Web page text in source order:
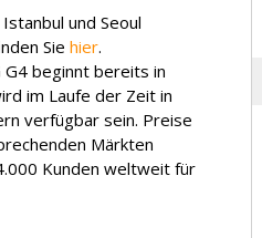
und Seoul
Sie hier.
G4 beginnt bereits in
im Laufe der Zeit in
verfügbar sein. Preise
Märkten
Kunden weltweit für